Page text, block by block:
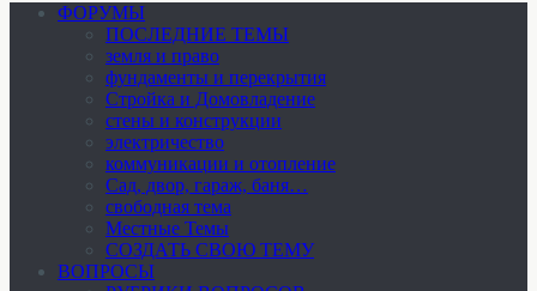
ФОРУМЫ
ПОСЛЕДНИЕ ТЕМЫ
земля и право
фундаменты и перекрытия
Стройка и Домовладение
стены и конструкции
электричество
коммуникации и отопление
Cад, двор, гараж, баня…
свободная тема
Местные Темы
СОЗДАТЬ СВОЮ ТЕМУ
ВОПРОСЫ